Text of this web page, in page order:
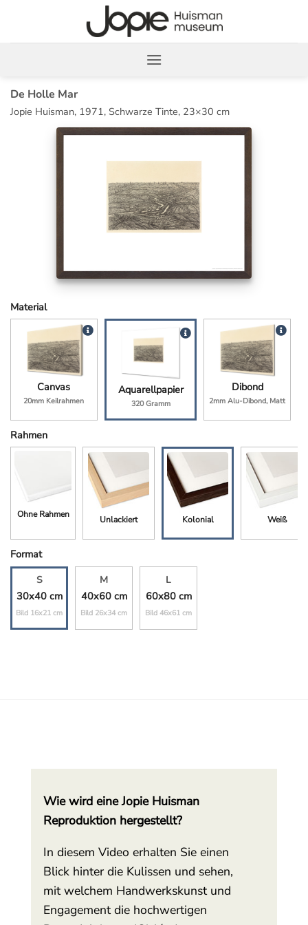
springen
De Holle Mar
Jopie Huisman, 1971, Schwarze Tinte, 23×30 cm
Material
Canvas
20mm Keilrahmen
Aquarellpapier
320 Gramm
Dibond
2mm Alu-Dibond, Matt
Rahmen
Ohne Rahmen Unlackiert Kolonial Weiß
Format
S
30x40 cm
Bild 16x21 cm
M
40x60 cm
Bild 26x34 cm
L
60x80 cm
Bild 46x61 cm
Wie wird eine Jopie Huisman
Reproduktion hergestellt?
In diesem Video erhalten Sie einen
Blick hinter die Kulissen und sehen,
mit welchem Handwerkskunst und
Engagement die hochwertigen